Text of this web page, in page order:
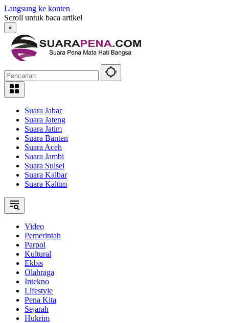
Langsung ke konten
Scroll untuk baca artikel
×
Suara Jabar
Suara Jateng
Suara Jatim
Suara Banten
Suara Aceh
Suara Jambi
Suara Sulsel
Suara Kalbar
Suara Kaltim
Video
Pemerintah
Parpol
Kultural
Ekbis
Olahraga
Intekno
Lifestyle
Pena Kita
Sejarah
Hukrim